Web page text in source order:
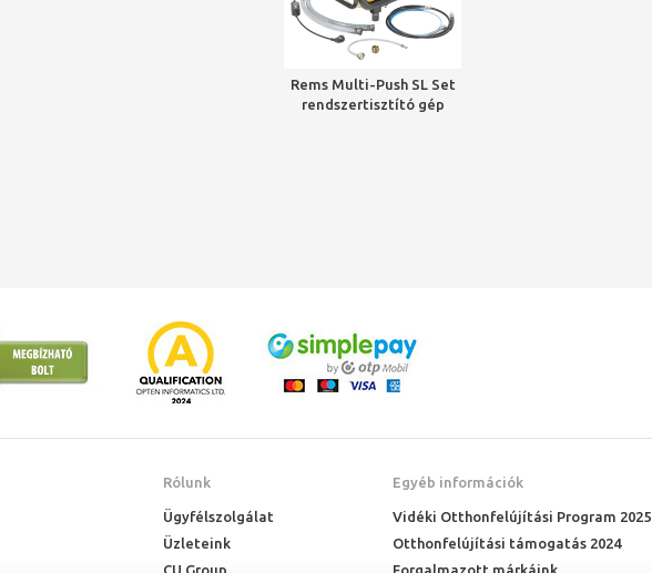
Rems Multi-Push SL Set
rendszertisztító gép
Rólunk
Ügyfélszolgálat
Üzleteink
CU Group
Egyéb információk
Vidéki Otthonfelújítási Program 2025
Otthonfelújítási támogatás 2024
Forgalmazott márkáink